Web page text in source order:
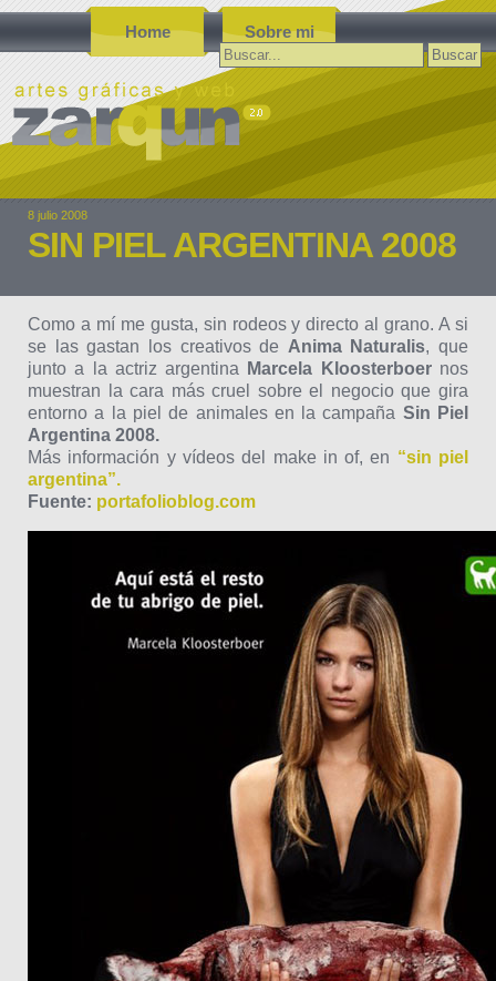
Home Sobre mi
Buscar:
8 julio 2008
SIN PIEL ARGENTINA 2008
Como a mí me gusta, sin rodeos y directo al grano. A si
se las gastan los creativos de Anima Naturalis, que
junto a la actriz argentina
Marcela Kloosterboernos
muestran la cara más cruel sobre el negocio que gira
entorno a la piel de animales en la campaña Sin Piel
Argentina 2008.
Más información y vídeos del make in of, en “sin piel
argentina”.
Fuente: portafolioblog.com